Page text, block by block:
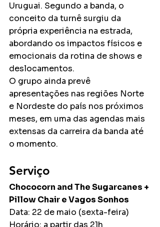
Uruguai. Segundo a banda, o
conceito da turnê surgiu da
própria experiência na estrada,
abordando os impactos físicos e
emocionais da rotina de shows e
deslocamentos.
O grupo ainda prevê
apresentações nas regiões Norte
e Nordeste do país nos próximos
meses, em uma das agendas mais
extensas da carreira da banda até
o momento.
Serviço
Chococorn and The Sugarcanes +
Pillow Chair e Vagos Sonhos
Data: 22 de maio (sexta-feira)
Horário: a partir das 21h